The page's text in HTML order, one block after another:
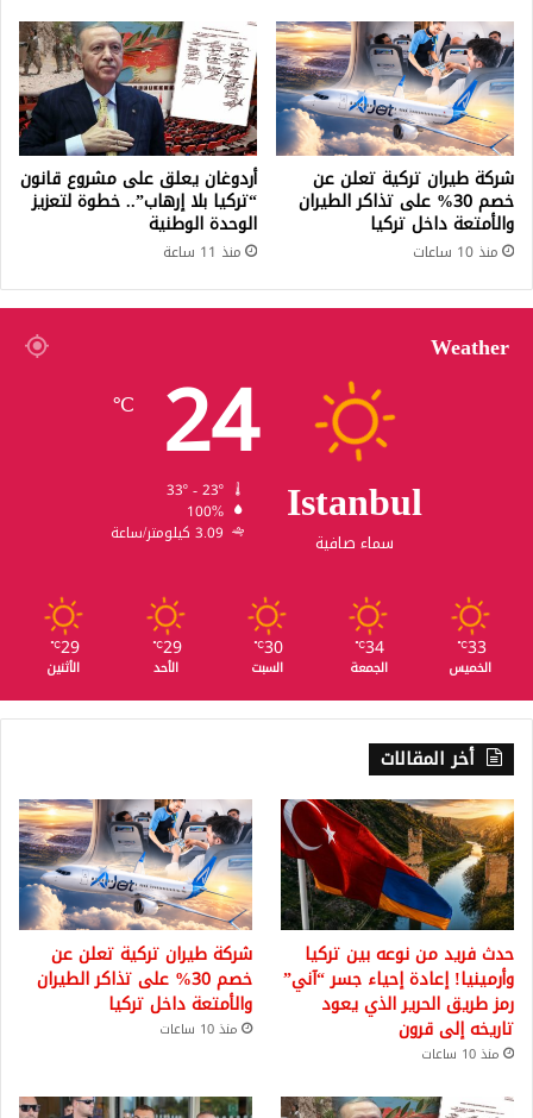
شركة طيران تركية تعلن عن
خصم 30% على تذاكر الطيران
والأمتعة داخل تركيا
منذ 10 ساعات
أردوغان يعلق على مشروع قانون
“تركيا بلا إرهاب”.. خطوة لتعزيز
الوحدة الوطنية
منذ 11 ساعة
Weather
Istanbul
سماء صافية
24
℃
100%
3.09 كيلومتر/ساعة
33
℃
الخميس
34
℃
الجمعة
30
℃
السبت
29
℃
الأحد
29
℃
الأثنين
أخر المقالات
حدث فريد من نوعه بين تركيا
وأرمينيا! إعادة إحياء جسر “آني”
رمز طريق الحرير الذي يعود
تاريخه إلى قرون
منذ 10 ساعات
شركة طيران تركية تعلن عن
خصم 30% على تذاكر الطيران
والأمتعة داخل تركيا
منذ 10 ساعات